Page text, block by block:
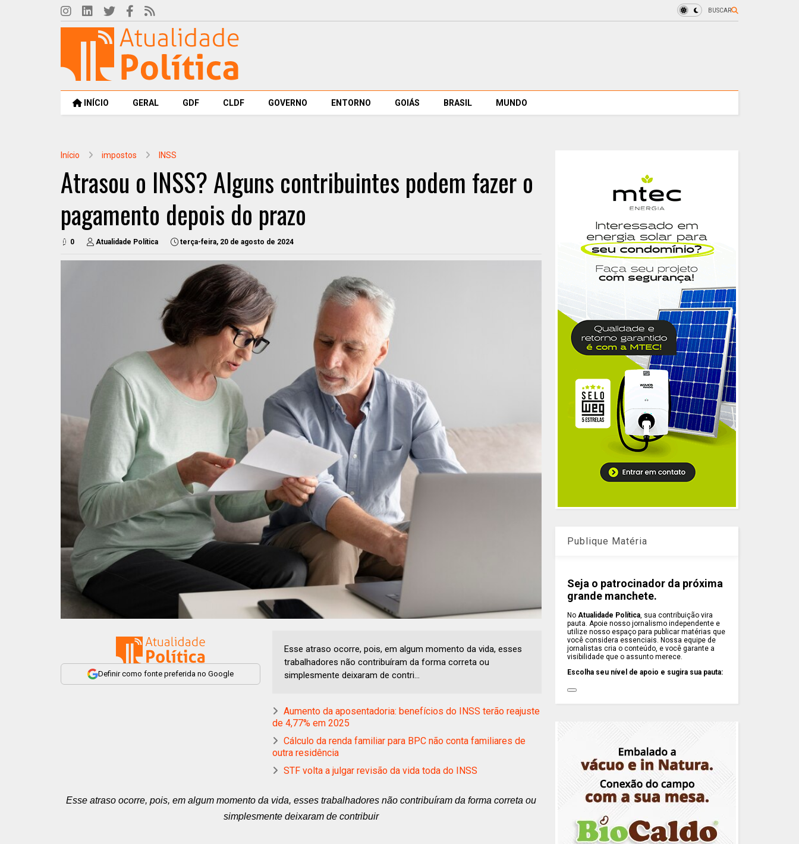
BUSCAR
INÍCIO GERAL GDF CLDF GOVERNO ENTORNO GOIÁS BRASIL MUNDO
Início impostos INSS
Atrasou o INSS? Alguns contribuintes podem fazer o
pagamento depois do prazo
0 Atualidade Política terça-feira, 20 de agosto de 2024
Definir como fonte preferida no Google
Esse atraso ocorre, pois, em algum momento da vida, esses
trabalhadores não contribuíram da forma correta ou
simplesmente deixaram de contri...
Aumento da aposentadoria: benefícios do INSS terão reajuste
de 4,77% em 2025
Cálculo da renda familiar para BPC não conta familiares de
outra residência
STF volta a julgar revisão da vida toda do INSS
Esse atraso ocorre, pois, em algum momento da vida, esses trabalhadores não contribuíram da forma correta ou
simplesmente deixaram de contribuir
Publique Matéria
Seja o patrocinador da próxima
grande manchete.
NoAtualidade Política, sua contribuição vira
pauta. Apoie nosso jornalismo independente e
utilize nosso espaço para publicar matérias que
você considera essenciais. Nossa equipe de
jornalistas cria o conteúdo, e você garante a
visibilidade que o assunto merece.
Escolha seu nível de apoio e sugira sua pauta: